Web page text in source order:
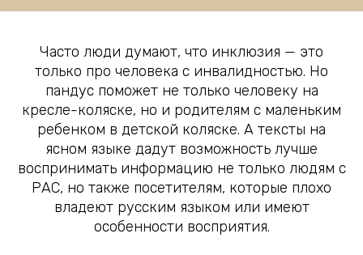
Часто люди думают, что инклюзия — это
только про человека с инвалидностью. Но
пандус поможет не только человеку на
кресле-коляске, но и родителям с маленьким
ребенком в детской коляске. А тексты на
ясном языке дадут возможность лучше
воспринимать информацию не только людям с
РАС, но также посетителям, которые плохо
владеют русским языком или имеют
особенности восприятия.